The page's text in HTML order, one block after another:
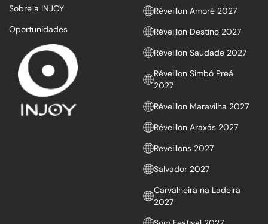
Sobre a INJOY
Oportunidades
Réveillon Amoré 2027
Réveillon Destino 2027
Réveillon Saudade 2027
Réveillon Simbó Preá
2027
Réveillon Maravilha 2027
Réveillon Araxás 2027
Reveillons 2027
Salvador 2027
Carvalheira na Ladeira
2027